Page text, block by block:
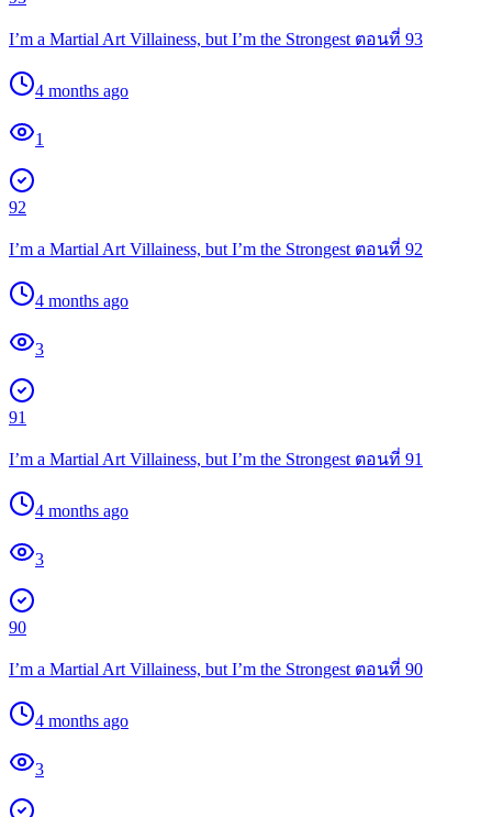
I’m a Martial Art Villainess, but I’m the Strongest ตอนที่ 93
4 months ago
1
92
I’m a Martial Art Villainess, but I’m the Strongest ตอนที่ 92
4 months ago
3
91
I’m a Martial Art Villainess, but I’m the Strongest ตอนที่ 91
4 months ago
3
90
I’m a Martial Art Villainess, but I’m the Strongest ตอนที่ 90
4 months ago
3